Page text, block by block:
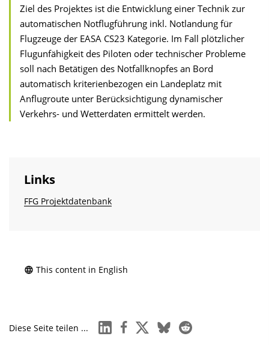
Ziel des Projektes ist die Entwicklung einer Technik zur
automatischen Notflugführung inkl. Notlandung für
Flugzeuge der EASA CS23 Kategorie. Im Fall plötzlicher
Flugunfähigkeit des Piloten oder technischer Probleme
soll nach Betätigen des Notfallknopfes an Bord
automatisch kriterienbezogen ein Landeplatz mit
Anflugroute unter Berücksichtigung dynamischer
Verkehrs- und Wetterdaten ermittelt werden.
Links
FFG Projektdatenbank
This content in English
Diese Seite teilen ... linkedinfacebook
x blueskyreddit